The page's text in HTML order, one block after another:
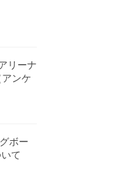
リーナ
ンケ
ボー
て